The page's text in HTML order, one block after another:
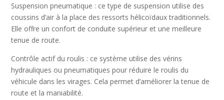
Suspension pneumatique : ce type de suspension utilise des
coussins d’air à la place des ressorts hélicoïdaux traditionnels.
Elle offre un confort de conduite supérieur et une meilleure
tenue de route.
Contrôle actif du roulis : ce système utilise des vérins
hydrauliques ou pneumatiques pour réduire le roulis du
véhicule dans les virages. Cela permet d’améliorer la tenue de
route et la maniabilité.